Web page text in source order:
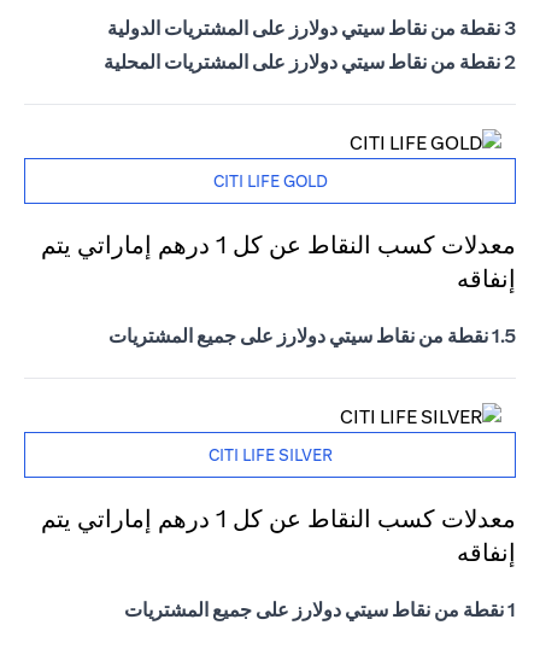
3 نقطة من نقاط سيتي دولارز على المشتريات الدولية
2 نقطة من نقاط سيتي دولارز على المشتريات المحلية
CITI LIFE GOLD
معدلات كسب النقاط عن كل 1 درهم إماراتي يتم
إنفاقه
1.5 نقطة من نقاط سيتي دولارز على جميع المشتريات
CITI LIFE SILVER
معدلات كسب النقاط عن كل 1 درهم إماراتي يتم
إنفاقه
1 نقطة من نقاط سيتي دولارز على جميع المشتريات